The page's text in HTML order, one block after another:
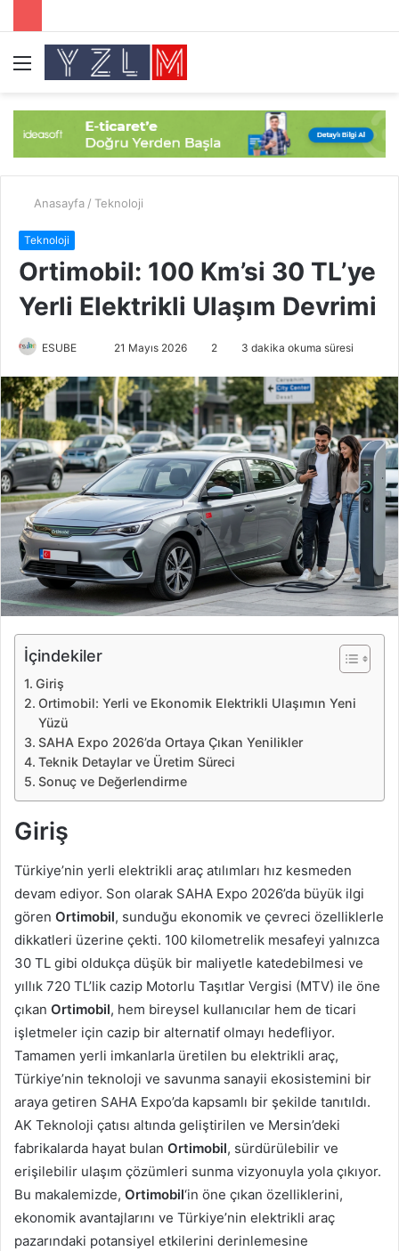
Menü
Anasayfa / Teknoloji
Teknoloji
Ortimobil: 100 Km’si 30 TL’ye
Yerli Elektrikli Ulaşım Devrimi
ESUBE
r
e
-
p
o
s
t
a
g
ö
n
e
21 Mayıs 2026 2 3 dakika okuma süresi
İçindekiler
Giriş
Ortimobil: Yerli ve Ekonomik Elektrikli Ulaşımın Yeni
Yüzü
SAHA Expo 2026’da Ortaya Çıkan Yenilikler
Teknik Detaylar ve Üretim Süreci
Sonuç ve Değerlendirme
Giriş
Türkiye’nin yerli elektrikli araç atılımları hız kesmeden
devam ediyor. Son olarak SAHA Expo 2026’da büyük ilgi
gören Ortimobil, sunduğu ekonomik ve çevreci özelliklerle
dikkatleri üzerine çekti. 100 kilometrelik mesafeyi yalnızca
30 TL gibi oldukça düşük bir maliyetle katedebilmesi ve
yıllık 720 TL’lik cazip Motorlu Taşıtlar Vergisi (MTV) ile öne
çıkan Ortimobil, hem bireysel kullanıcılar hem de ticari
işletmeler için cazip bir alternatif olmayı hedefliyor.
Tamamen yerli imkanlarla üretilen bu elektrikli araç,
Türkiye’nin teknoloji ve savunma sanayii ekosistemini bir
araya getiren SAHA Expo’da kapsamlı bir şekilde tanıtıldı.
AK Teknoloji çatısı altında geliştirilen ve Mersin’deki
fabrikalarda hayat bulan Ortimobil, sürdürülebilir ve
erişilebilir ulaşım çözümleri sunma vizyonuyla yola çıkıyor.
Bu makalemizde, Ortimobil‘in öne çıkan özelliklerini,
ekonomik avantajlarını ve Türkiye’nin elektrikli araç
pazarındaki potansiyel etkilerini derinlemesine